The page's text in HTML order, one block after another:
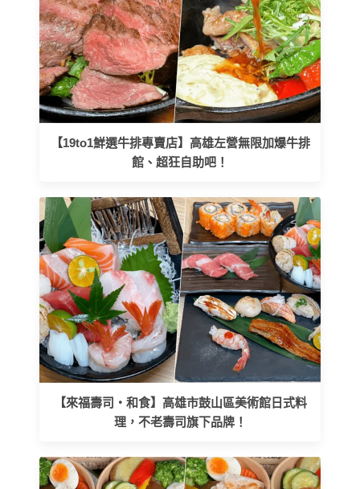
【19to1鮮選牛排專賣店】高雄左營無限加爆牛排
館、超狂自助吧！
【來福壽司‧和食】高雄市鼓山區美術館日式料
理，不老壽司旗下品牌！